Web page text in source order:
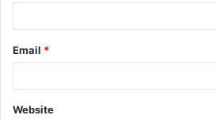
Email *
Website